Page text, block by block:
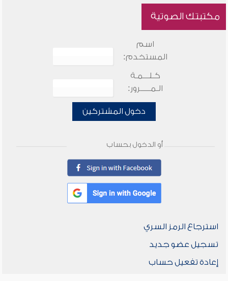
مكتبتك الصوتية
اسم
المستخدم:
كـلـــمـة
الـمـــــرور:
دخول المشتركين
أو الدخول بحساب
استرجاع الرمز السري
تسجيل عضو جديد
إعادة تفعيل حساب